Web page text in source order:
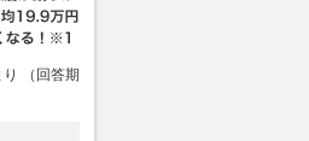
ステラ」改良モデル発
る性能向上を実現
（回答期